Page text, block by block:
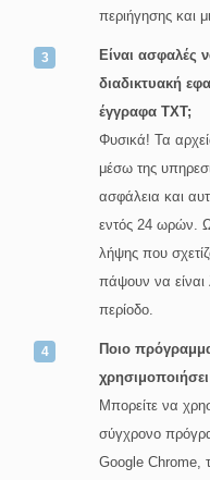
περιήγησης και
Είναι ασφαλές
διαδικτυακή
έγγραφα TXT;
Φυσικά! Τα
μέσω της
ασφάλεια και
εντός 24 ωρών.
λήψης που
πάψουν να είναι
περίοδο.
Ποιο
Μπορείτε να
σύγχρονο
Google Chrome,